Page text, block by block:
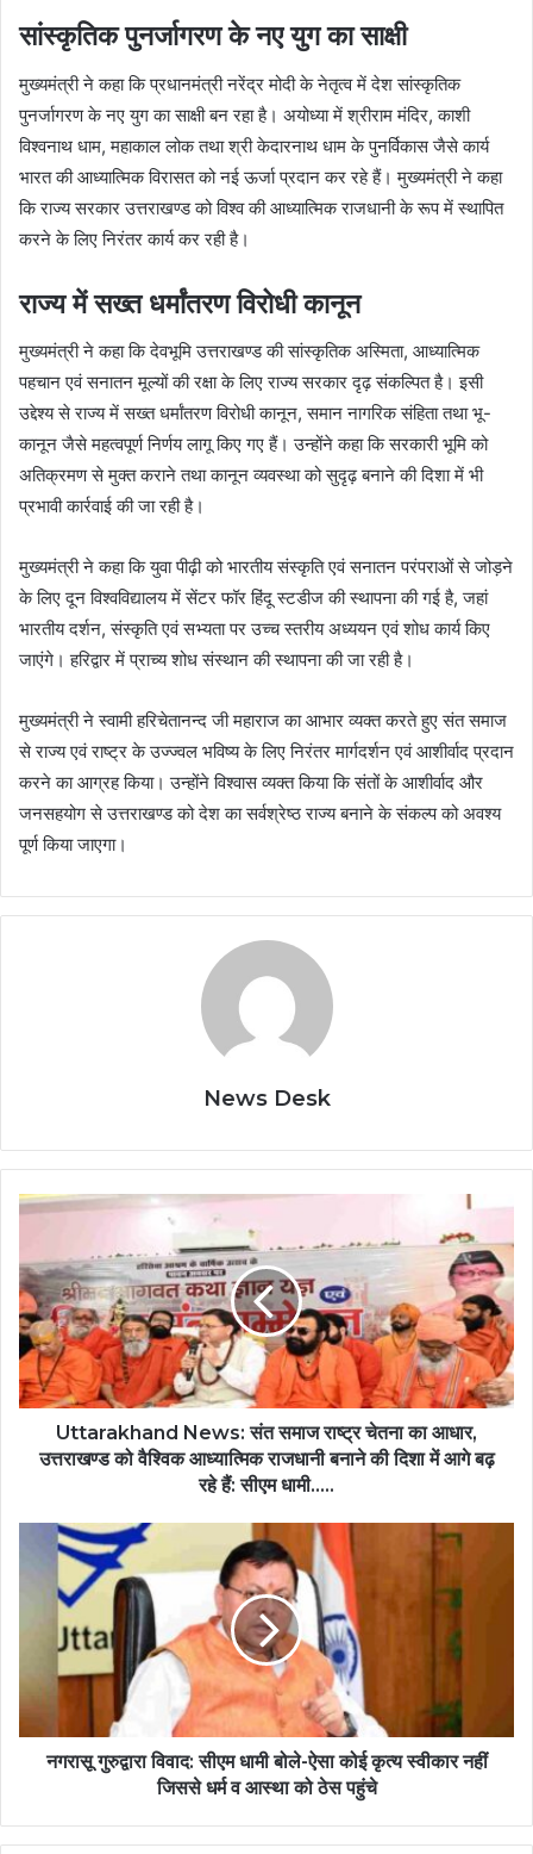
सांस्कृतिक पुनर्जागरण के नए युग का साक्षी
मुख्यमंत्री ने कहा कि प्रधानमंत्री नरेंद्र मोदी के नेतृत्व में देश सांस्कृतिक
पुनर्जागरण के नए युग का साक्षी बन रहा है। अयोध्या में श्रीराम मंदिर, काशी
विश्वनाथ धाम, महाकाल लोक तथा श्री केदारनाथ धाम के पुनर्विकास जैसे कार्य
भारत की आध्यात्मिक विरासत को नई ऊर्जा प्रदान कर रहे हैं। मुख्यमंत्री ने कहा
कि राज्य सरकार उत्तराखण्ड को विश्व की आध्यात्मिक राजधानी के रूप में स्थापित
करने के लिए निरंतर कार्य कर रही है।
राज्य में सख्त धर्मांतरण विरोधी कानून
मुख्यमंत्री ने कहा कि देवभूमि उत्तराखण्ड की सांस्कृतिक अस्मिता, आध्यात्मिक
पहचान एवं सनातन मूल्यों की रक्षा के लिए राज्य सरकार दृढ़ संकल्पित है। इसी
उद्देश्य से राज्य में सख्त धर्मांतरण विरोधी कानून, समान नागरिक संहिता तथा भू-
कानून जैसे महत्वपूर्ण निर्णय लागू किए गए हैं। उन्होंने कहा कि सरकारी भूमि को
अतिक्रमण से मुक्त कराने तथा कानून व्यवस्था को सुदृढ़ बनाने की दिशा में भी
प्रभावी कार्रवाई की जा रही है।
मुख्यमंत्री ने कहा कि युवा पीढ़ी को भारतीय संस्कृति एवं सनातन परंपराओं से जोड़ने
के लिए दून विश्वविद्यालय में सेंटर फॉर हिंदू स्टडीज की स्थापना की गई है, जहां
भारतीय दर्शन, संस्कृति एवं सभ्यता पर उच्च स्तरीय अध्ययन एवं शोध कार्य किए
जाएंगे। हरिद्वार में प्राच्य शोध संस्थान की स्थापना की जा रही है।
मुख्यमंत्री ने स्वामी हरिचेतानन्द जी महाराज का आभार व्यक्त करते हुए संत समाज
से राज्य एवं राष्ट्र के उज्ज्वल भविष्य के लिए निरंतर मार्गदर्शन एवं आशीर्वाद प्रदान
करने का आग्रह किया। उन्होंने विश्वास व्यक्त किया कि संतों के आशीर्वाद और
जनसहयोग से उत्तराखण्ड को देश का सर्वश्रेष्ठ राज्य बनाने के संकल्प को अवश्य
पूर्ण किया जाएगा।
News Desk
Uttarakhand News: संत समाज राष्ट्र चेतना का आधार,
उत्तराखण्ड को वैश्विक आध्यात्मिक राजधानी बनाने की दिशा में आगे बढ़
रहे हैं: सीएम धामी…..
नगरासू गुरुद्वारा विवाद: सीएम धामी बोले-ऐसा कोई कृत्य स्वीकार नहीं
जिससे धर्म व आस्था को ठेस पहुंचे